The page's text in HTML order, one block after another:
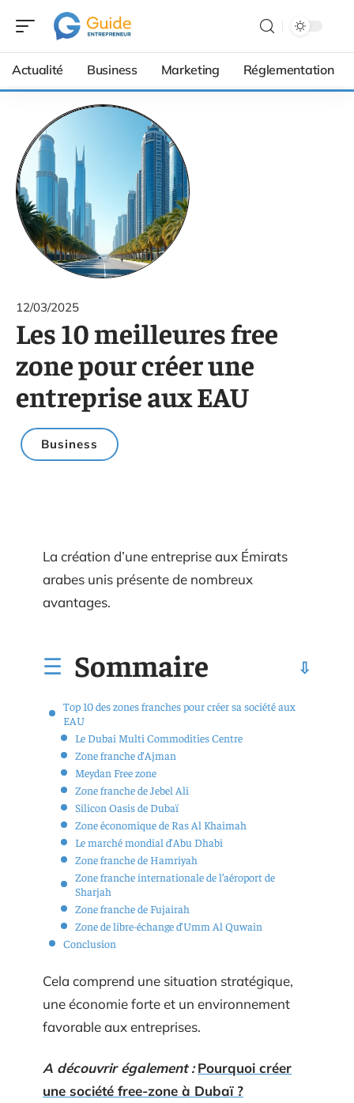
Actualité Business Marketing Réglementation
12/03/2025
Les 10 meilleures free
zone pour créer une
entreprise aux EAU
Business
La création d’une entreprise aux Émirats
arabes unis présente de nombreux
avantages.
Sommaire
Top 10 des zones franches pour créer sa société aux
EAU
Le Dubai Multi Commodities Centre
Zone franche d’Ajman
Meydan Free zone
Zone franche de Jebel Ali
Silicon Oasis de Dubaï
Zone économique de Ras Al Khaimah
Le marché mondial d’Abu Dhabi
Zone franche de Hamriyah
Zone franche internationale de l’aéroport de
Sharjah
Zone franche de Fujairah
Zone de libre-échange d’Umm Al Quwain
Conclusion
Cela comprend une situation stratégique,
une économie forte et un environnement
favorable aux entreprises.
A découvrir également : Pourquoi créer
une société free-zone à Dubaï ?